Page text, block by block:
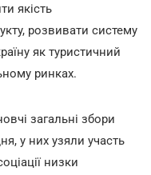
якість
розвивати систему
як туристичний
ринках.
загальні збори
у них узяли участь
низки